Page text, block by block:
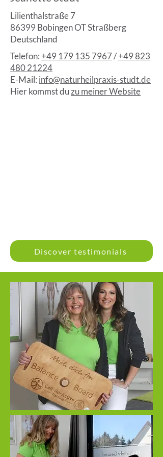
Lilienthalstraße 7
86399 Bobingen OT Straßberg
Deutschland
Telefon:+49 179 135 7967/+49 823
480 21224
E-Mail: info@naturheilpraxis-studt.de
Hier kommst duzu meiner Website
Discover testimonials